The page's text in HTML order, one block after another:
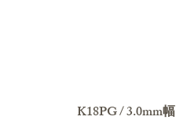
K18PG / 3.0mm幅